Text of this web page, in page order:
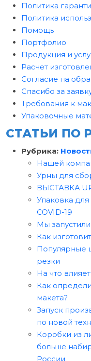
Политика
Политика
Помощь
Портфолио
Продукция и
Расчет
Согласие на
Спасибо за
Требования к
Упаковочные
СТАТЬИ ПО
Рубрика:
Нашей
Урны для
ВЫСТАВКА
Упаковка
COVID-19
Мы
Как
Популярные
резки
На что
Как
макета?
Запуск
по новой
Коробки из
больше
России